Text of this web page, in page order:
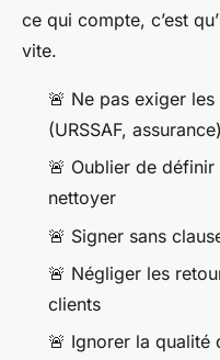
ce qui compte, c’est
vite.
🚨 Ne pas exiger
(URSSAF, assurance)
🚨 Oublier de
nettoyer
🚨 Signer sans
🚨 Négliger les
clients
🚨 Ignorer la qualité